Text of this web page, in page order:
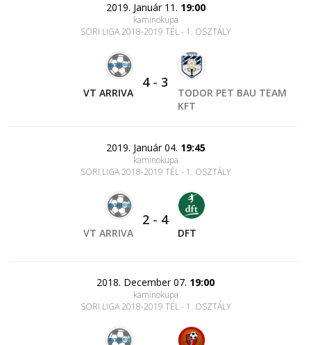
2019. Január 11. 19:00
kaminokupa
SORI LIGA 2018-2019 TÉL - 1. OSZTÁLY
VT ARRIVA
4- 3
TODOR PET BAU TEAM
KFT
2019. Január 04. 19:45
kaminokupa
SORI LIGA 2018-2019 TÉL - 1. OSZTÁLY
VT ARRIVA
2 - 4
DFT
2018. December 07. 19:00
kaminokupa
SORI LIGA 2018-2019 TÉL - 1. OSZTÁLY